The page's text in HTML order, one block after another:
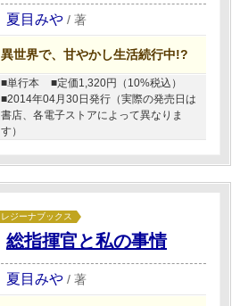
夏目みや / 著
異世界で、甘やかし生活続行中!?
■単行本
■定価1,320円（10%税込）
■2014年04月30日発行（実際の発売日は
書店、各電子ストアによって異なりま
す）
レジーナブックス
総指揮官と私の事情
夏目みや / 著